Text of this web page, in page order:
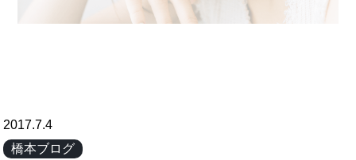
2017.7.4
橋本ブログ